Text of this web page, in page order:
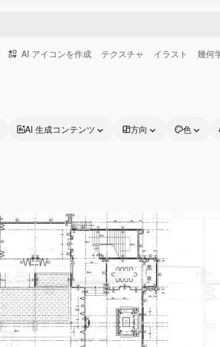
AI アイコンを作成 テクスチャ イラスト 幾何
AI 生成コンテンツ 方向 色
作を導くためのプラ
ター、企業、代理
万人以上が利用して
製品
Spaces
AI アシスタント
AI 画像生成ツール
AI 動画生成ツール